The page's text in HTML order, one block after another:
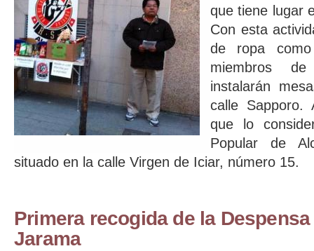
que tiene lugar
Con esta
de ropa
miembros
instalarán
calle Sapporo.
que lo
Popular de
situado en la calle Virgen de Iciar, número 15.
Primera recogida de la
Jarama